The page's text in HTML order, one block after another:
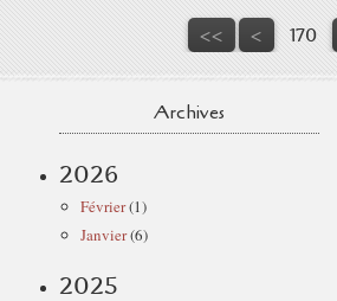
<< < 100
110
120
130
140
150
160
170
Archives
2026
Février(1)
Janvier(6)
2025